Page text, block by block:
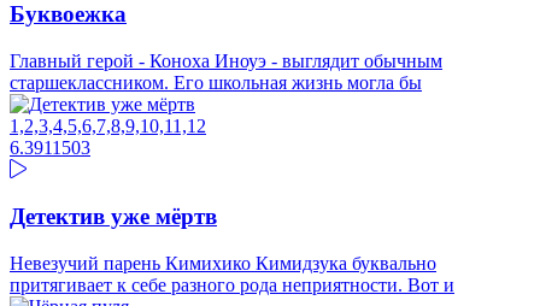
Буквоежка
Главный герой - Коноха Иноуэ - выглядит обычным
старшеклассником. Его школьная жизнь могла бы
1,2,3,4,5,6,7,8,9,10,11,12
6.3911503
Детектив уже мёртв
Невезучий парень Кимихико Кимидзука буквально
притягивает к себе разного рода неприятности. Вот и